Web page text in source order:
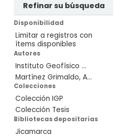
Refinar su búsqueda
Disponibilidad
Limitar a registros con
ítems disponibles
Autores
Instituto Geofísico ...
Martínez Grimaldo, A...
Colecciones
Colección IGP
Colección Tesis
Bibliotecas depositarias
Jicamarca